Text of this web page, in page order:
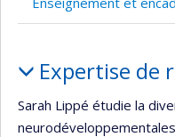
Expertise de
Sarah Lippé étudie la